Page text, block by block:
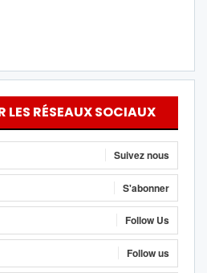
LES RÉSEAUX SOCIAUX
Suivez nous
S'abonner
Follow Us
Follow us